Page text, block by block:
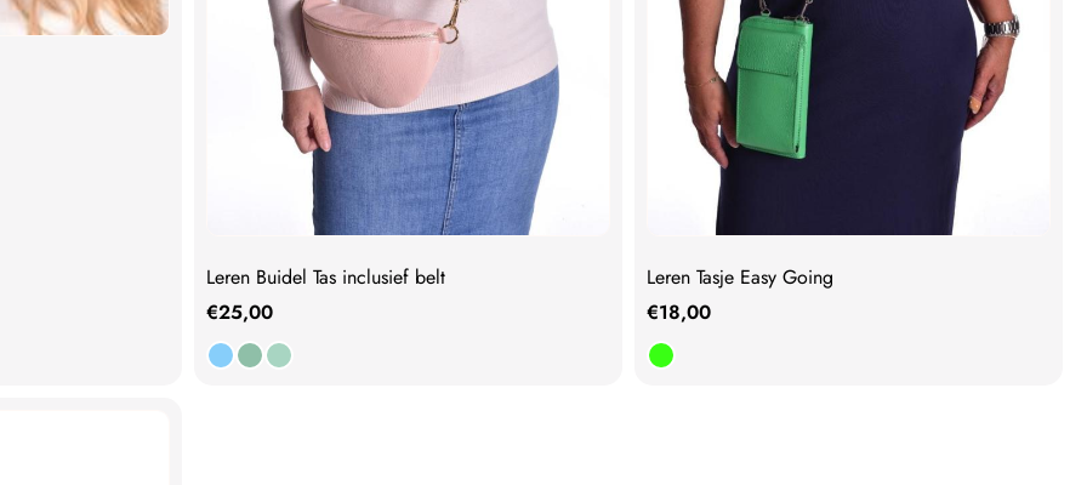
Leren Buidel Tas inclusief belt
€25,00
Leren Tasje Easy Going
€18,00